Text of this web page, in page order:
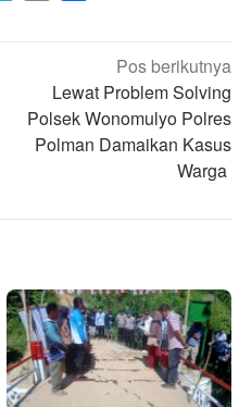
Pos berikutnya
Lewat Problem Solving
Polsek Wonomulyo Polres
Polman Damaikan Kasus
Warga